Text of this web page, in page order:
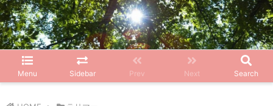
Menu Sidebar Prev Next Search